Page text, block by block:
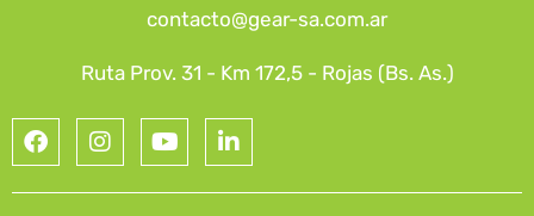
contacto@gear-sa.com.ar
Ruta Prov. 31 - Km 172,5 - Rojas (Bs. As.)